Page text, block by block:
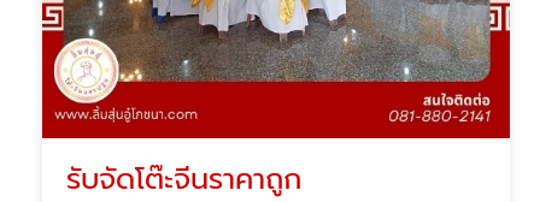
รับจัดโต๊ะจีนราคาถูก